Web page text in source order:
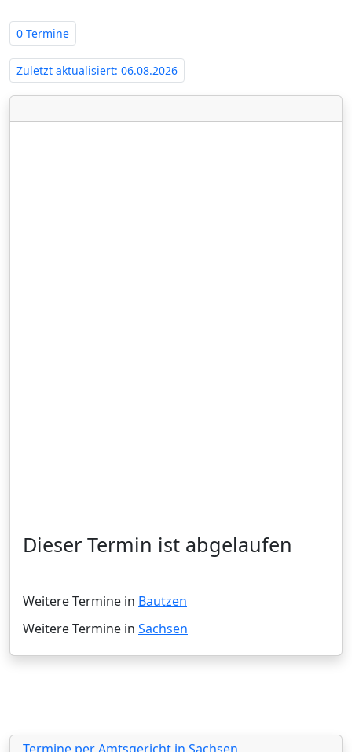
0 Termine
Zuletzt aktualisiert: 06.08.2026
Dieser Termin ist abgelaufen
Weitere Termine in Bautzen
Weitere Termine in Sachsen